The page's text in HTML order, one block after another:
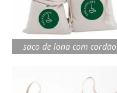
saco de lona com cordão